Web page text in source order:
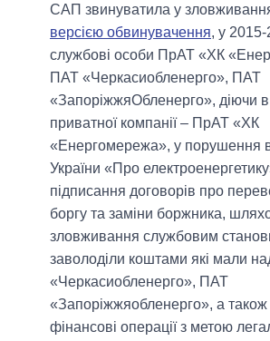
САП звинуватила у
версією обвинувачення, у
службові особи ПрАТ «ХК
ПАТ «Черкасиобленерго», ПАТ
«ЗапоріжжяОбленерго», діючи в
приватної компанії – ПрАТ «ХК
«Енергомережа», у порушення
України «Про
підписання договорів про
боргу та заміни боржника,
зловживання службовим
заволоділи коштами які мали
«Черкасиобленерго», ПАТ
«Запоріжжяобленерго», а також
фінансові операції з метою